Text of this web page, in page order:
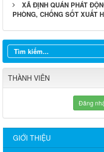
XÃ ĐỊNH QUÁN PHÁT
PHÒNG, CHỐNG SỐT XUẤT
THÀNH VIÊN
Đăng
GIỚI THIỆU